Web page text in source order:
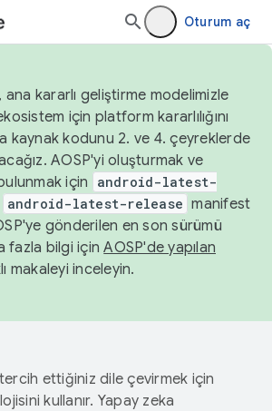
Oturum aç
kararlı geliştirme modelimizle
için platform kararlılığını
kaynak kodunu 2. ve 4. çeyreklerde
AOSP'yi oluşturmak ve
için
android-latest-
android-latest-release manifest
gönderilen en son sürümü
fazla bilgi içinAOSP'de yapılan
makaleyi inceleyin.
ettiğiniz dile çevirmek için
kullanır. Yapay zeka